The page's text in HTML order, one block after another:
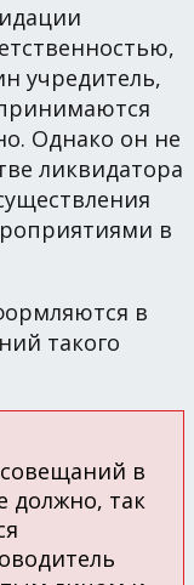
учредитель,
Однако он не
ликвидатора
в
в
такого
в
должно, так